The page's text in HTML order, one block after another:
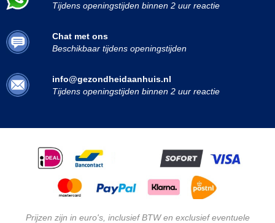
Tijdens openingstijden binnen 2 uur reactie
Chat met ons
Beschikbaar tijdens openingstijden
info@gezondheidaanhuis.nl
Tijdens openingstijden binnen 2 uur reactie
Prijzen zijn in euro's, inclusief BTW en exclusief eventuele